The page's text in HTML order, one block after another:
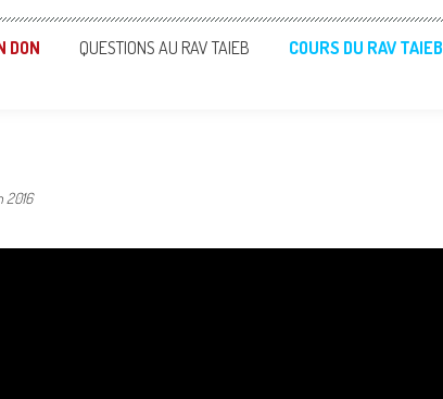
DON QUESTIONS AU RAV TAIEB COURS DU RAV TAIEB
2016